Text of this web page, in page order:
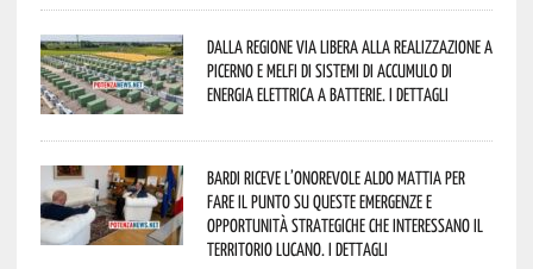
Dalla Regione via libera alla realizzazione a
Picerno e Melfi di sistemi di accumulo di
energia elettrica a batterie. I dettagli
Bardi riceve l’onorevole Aldo Mattia per
fare il punto su queste emergenze e
opportunità strategiche che interessano il
territorio lucano. I dettagli